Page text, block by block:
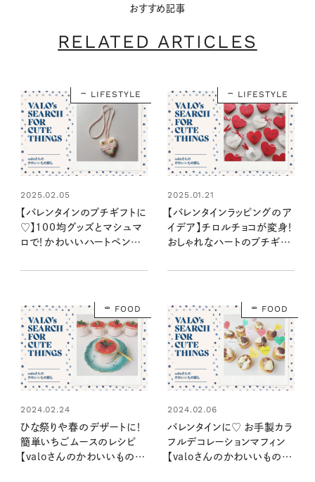
おすすめ記事
RELATED ARTICLES
LIFESTYLE
2025.02.05
【バレンタインのプチギフトに
♡】100均グッズとマシュマ
ロで！かわいいハートペンダ
の探し #30
LIFESTYLE
2025.01.21
【バレンタインラッピングのア
イデア】チロルチョコが変身！
おしゃれなハートのプチギフ
探し #29
FOOD
2024.02.24
ひな祭りや春のデザートに！
簡単いちごムースのレシピ
【valoさんのかわいいもの探
FOOD
2024.02.06
バレンタインに♡ お手製カラ
フルデコレーションマフィン
【valoさんのかわいいもの探